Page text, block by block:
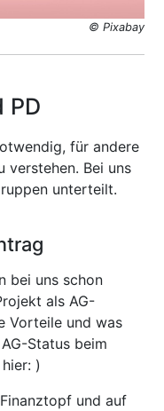
© Pixabay
PD
für andere
verstehen. Bei uns
unterteilt.
bei uns schon
als AG-
Vorteile und was
Status beim
)
und auf